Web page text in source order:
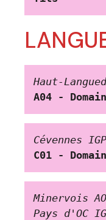
Haut-
A04 -
Cévennes IGP
C01 -
Minervois
Pays d'OC